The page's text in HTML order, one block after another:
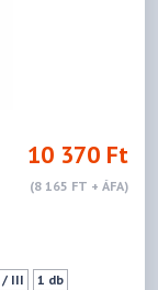
10 370 Ft
(8 165 FT + ÁFA)
/ III 1 db